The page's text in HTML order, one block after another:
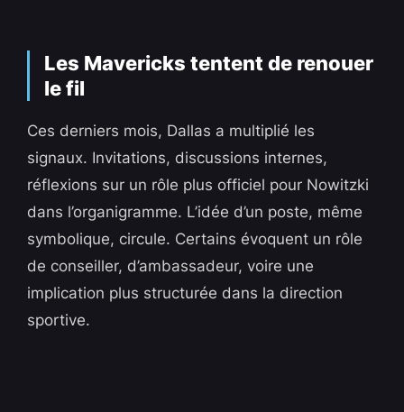
Les Mavericks tentent de renouer
le fil
Ces derniers mois, Dallas a multiplié les
signaux. Invitations, discussions internes,
réflexions sur un rôle plus officiel pour Nowitzki
dans l’organigramme. L’idée d’un poste, même
symbolique, circule. Certains évoquent un rôle
de conseiller, d’ambassadeur, voire une
implication plus structurée dans la direction
sportive.